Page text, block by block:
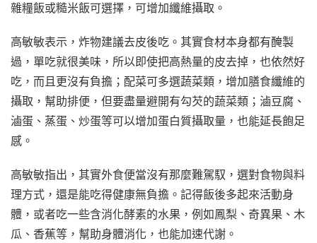
雜糧飯或糙米飯可選擇，可增加纖維攝取。
高敏敏表示，炸物建議去皮後吃。其實食材本身都有醃製
過，單吃就很美味，所以即使把高熱量的皮去掉，也依然好
吃，而且更沒有負擔；配菜可多選蔬菜類，增加膳食纖維的
攝取，幫助排便，但要盡量避開有勾芡的蔬菜類；滷豆腐、
滷蛋、蒸蛋、炒蛋等可以增加蛋白質攝取量，也能延長飽足
感。
高敏敏指出，其實外食便當沒有那麼難駕馭，選對食物與料
理方式，還是能吃得健康無負擔。記得飯後多起來活動身
體，或者吃一些含消化酵素的水果，例如鳳梨、奇異果、木
瓜、香蕉等，幫助身體消化，也能加速代謝。